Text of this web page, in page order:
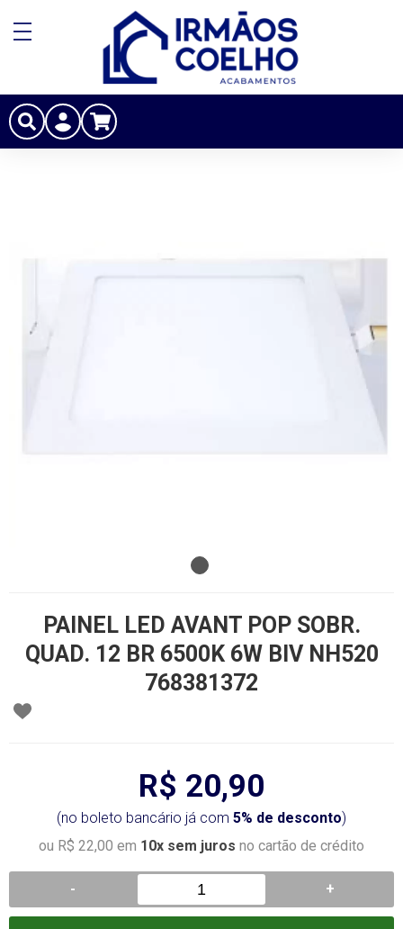
PAINEL LED AVANT POP SOBR.
QUAD. 12 BR 6500K 6W BIV NH520
768381372
R$ 20,90
(no boleto bancário já com 5% de desconto)
ou R$ 22,00 em 10x sem juros no cartão de crédito
- +